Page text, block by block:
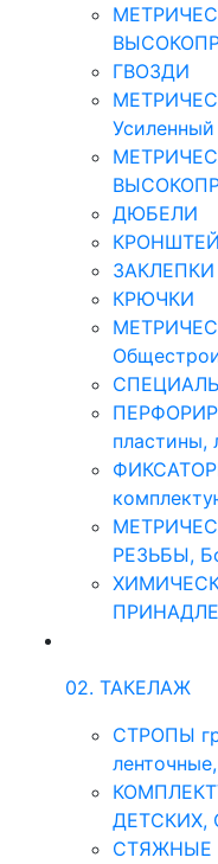
ГВОЗДИ
Усиленный
ДЮБЕЛИ
КРЮЧКИ
пластины,
РЕЗЬБЫ,
02. ТАКЕЛАЖ
СТРОПЫ
СТЯЖНЫЕ